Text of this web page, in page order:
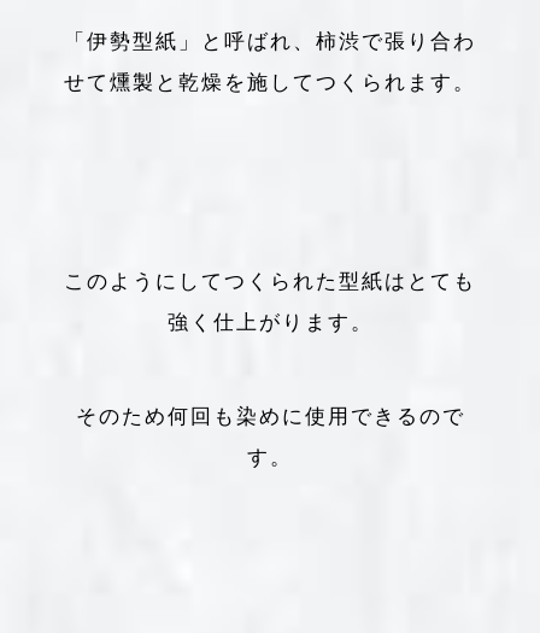
「伊勢型紙」と呼ばれ、柿渋で張り合わ
せて燻製と乾燥を施してつくられます。
このようにしてつくられた型紙はとても
強く仕上がります。
そのため何回も染めに使用できるので
す。